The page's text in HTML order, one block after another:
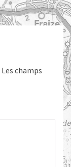
Les champs